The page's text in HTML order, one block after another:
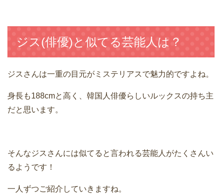
ジス(俳優)と似てる芸能人は？
ジスさんは一重の目元がミステリアスで魅力的ですよね。
身長も188cmと高く、韓国人俳優らしいルックスの持ち主
だと思います。
そんなジスさんには似てると言われる芸能人がたくさんい
るようです！
一人ずつご紹介していきますね。